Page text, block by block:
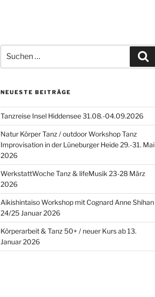
nach:
NEUESTE BEITRÄGE
Tanzreise Insel Hiddensee 31.08.-04.09.2026
Natur Körper Tanz / outdoor Workshop Tanz
Improvisation in der Lüneburger Heide 29.-31. Mai
2026
WerkstattWoche Tanz & lifeMusik 23-28 März
2026
Aikishintaiso Workshop mit Cognard Anne Shihan
24/25 Januar 2026
Körperarbeit & Tanz 50+ / neuer Kurs ab 13.
Januar 2026